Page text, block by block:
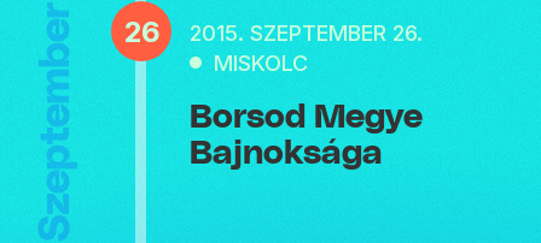
Szeptember 26
2015. SZEPTEMBER 26.
MISKOLC
Borsod Megye
Bajnoksága